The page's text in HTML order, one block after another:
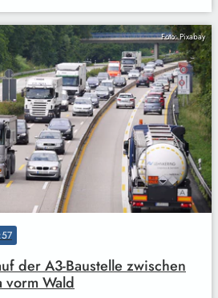
Foto: Pixabay
der A3-Baustelle zwischen
vorm Wald